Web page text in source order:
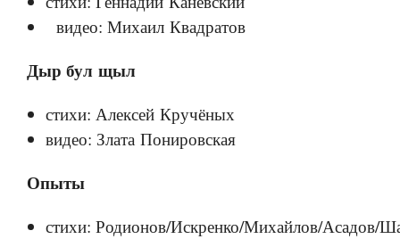
видео: Михаил Квадратов
Дыр бул щыл
стихи: Алексей Кручёных
видео: Злата Понировская
Опыты
стихи: Родионов/Искренко/Михайлов/Асадов/